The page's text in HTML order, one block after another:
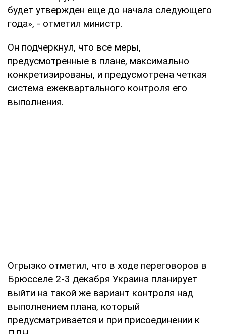
будет утвержден еще до начала следующего
года», - отметил министр.
Он подчеркнул, что все меры,
предусмотренные в плане, максимально
конкретизированы, и предусмотрена четкая
система ежеквартального контроля его
выполнения.
Огрызко отметил, что в ходе переговоров в
Брюсселе 2-3 декабря Украина планирует
выйти на такой же вариант контроля над
выполнением плана, который
предусматривается и при присоединении к